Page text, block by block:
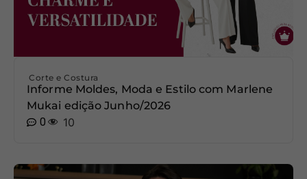
Corte e Costura
Informe Moldes, Moda e Estilo com Marlene
Mukai edição Junho/2026
0
10